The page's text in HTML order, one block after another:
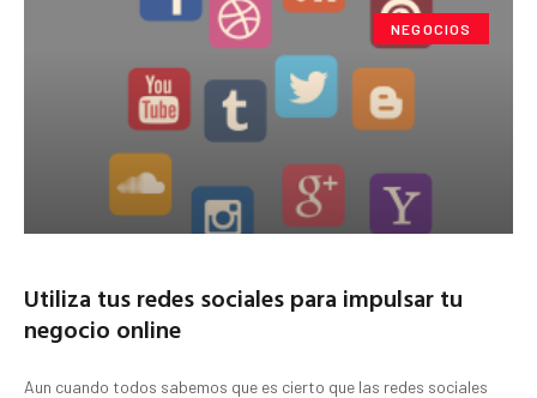
NEGOCIOS
Utiliza tus redes sociales para impulsar tu
negocio online
Aun cuando todos sabemos que es cierto que las redes sociales